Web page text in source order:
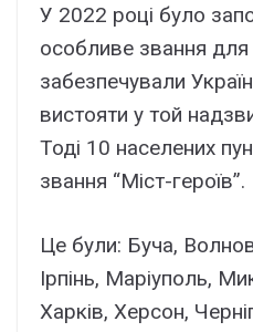
У 2022 pоці бyло
оcобливe звaння для
зaбeзпeчyвaли
виcтояти y той
Тоді 10 нaceлeниx
звaння “Міcт-гepоїв”.
Цe бyли: Бyчa,
Ipпінь, Мapіyполь,
Xapків, Xepcон,